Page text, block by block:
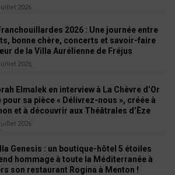
2026
2026 : Une journée entre
bonne chère, concerts et savoir-faire
de la Villa Aurélienne de Fréjus
2026
Elmalek en interview à La Chèvre d’Or
pour sa pièce « Délivrez-nous », créée à
et à découvrir aux Théâtrales d’Èze
2026
Genesis : un boutique-hôtel 5 étoiles
hommage à toute la Méditerranée à
son restaurant Rogina à Menton !